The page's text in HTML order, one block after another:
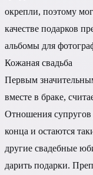
окрепли, поэтому
качестве подарков
альбомы для
Кожаная свадьба
Первым
вместе в браке,
Отношения
конца и остаются
другие свадебные
дарить подарки.